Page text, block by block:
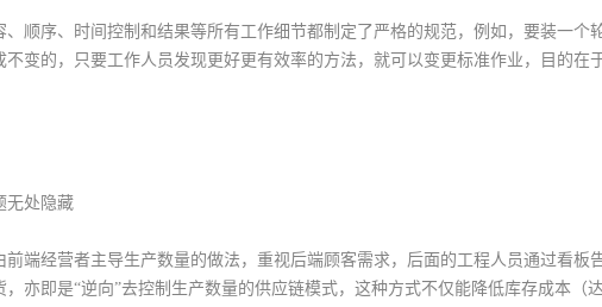
顺序、时间控制和结果等所有工作细节都制定了严格的规范，例如，要装一个
变的，只要工作人员发现更好更有效率的方法，就可以变更标准作业，目的在
无处隐藏
端经营者主导生产数量的做法，重视后端顾客需求，后面的工程人员通过看板
，亦即是“逆向”去控制生产数量的供应链模式，这种方式不仅能降低库存成本（